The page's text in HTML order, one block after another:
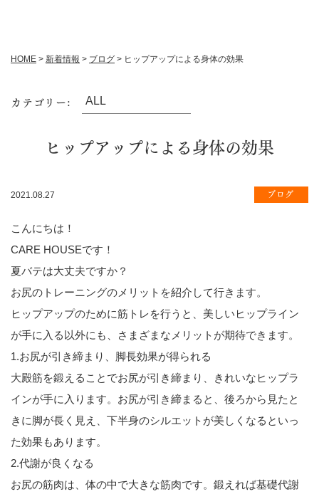
HOME > 新着情報 > ブログ > ヒップアップによる身体の効果
カテゴリー:
ヒップアップによる身体の効果
2021.08.27 ブログ
こんにちは！
CARE HOUSEです！
夏バテは大丈夫ですか？
お尻のトレーニングのメリットを紹介して行きます。
ヒップアップのために筋トレを行うと、美しいヒップライン
が手に入る以外にも、さまざまなメリットが期待できます。
1.お尻が引き締まり、脚長効果が得られる
大殿筋を鍛えることでお尻が引き締まり、きれいなヒップラ
インが手に入ります。お尻が引き締まると、後ろから見たと
きに脚が長く見え、下半身のシルエットが美しくなるといっ
た効果もあります。
2.代謝が良くなる
お尻の筋肉は、体の中で大きな筋肉です。鍛えれば基礎代謝